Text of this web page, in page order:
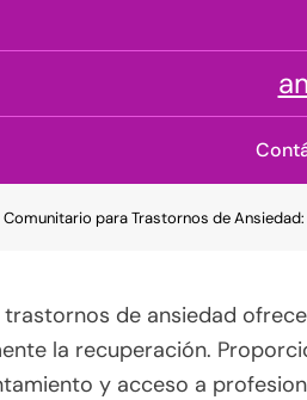
para Trastornos de
de ansiedad
la recuperación.
y acceso a